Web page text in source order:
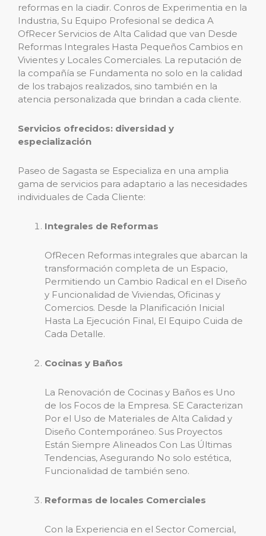
reformas en la ciadir. Conros de Experimentia en la
Industria, Su Equipo Profesional se dedica A
OfRecer Servicios de Alta Calidad que van Desde
Reformas Integrales Hasta Pequeños Cambios en
Vivientes y Locales Comerciales. La reputación de
la compañía se Fundamenta no solo en la calidad
de los trabajos realizados, sino también en la
atencia personalizada que brindan a cada cliente.
Servicios ofrecidos: diversidad y
especialización
Paseo de Sagasta se Especializa en una amplia
gama de servicios para adaptario a las necesidades
individuales de Cada Cliente:
Integrales de Reformas
OfRecen Reformas integrales que abarcan la
transformación completa de un Espacio,
Permitiendo un Cambio Radical en el Diseño
y Funcionalidad de Viviendas, Oficinas y
Comercios. Desde la Planificación Inicial
Hasta La Ejecución Final, El Equipo Cuida de
Cada Detalle.
Cocinas y Baños
La Renovación de Cocinas y Baños es Uno
de los Focos de la Empresa. SE Caracterizan
Por el Uso de Materiales de Alta Calidad y
Diseño Contemporáneo. Sus Proyectos
Están Siempre Alineados Con Las Últimas
Tendencias, Asegurando No solo estética,
Funcionalidad de también seno.
Reformas de locales Comerciales
Con la Experiencia en el Sector Comercial,